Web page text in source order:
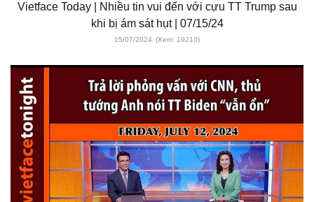
Vietface Today | Nhiều tin vui đến với cựu TT Trump sau
khi bị ám sát hụt | 07/15/24
15/07/2024 (Xem: 19210)